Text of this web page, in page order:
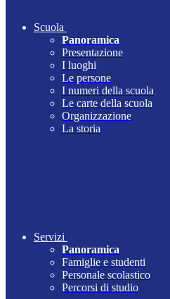
Scuola
Panoramica
Presentazione
I luoghi
Le persone
I numeri della scuola
Le carte della scuola
Organizzazione
La storia
Servizi
Panoramica
Famiglie e studenti
Personale scolastico
Percorsi di studio